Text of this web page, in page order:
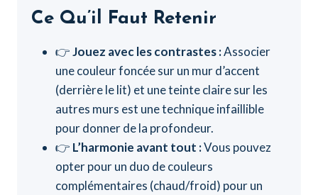
Ce Qu’il Faut Retenir
👉Jouez avec les contrastes :Associer
une couleur foncée sur un mur d’accent
(derrière le lit) et une teinte claire sur les
autres murs est une technique infaillible
pour donner de la profondeur.
👉 L’harmonie avant tout :Vous pouvez
opter pour un duo de couleurs
complémentaires (chaud/froid) pour un